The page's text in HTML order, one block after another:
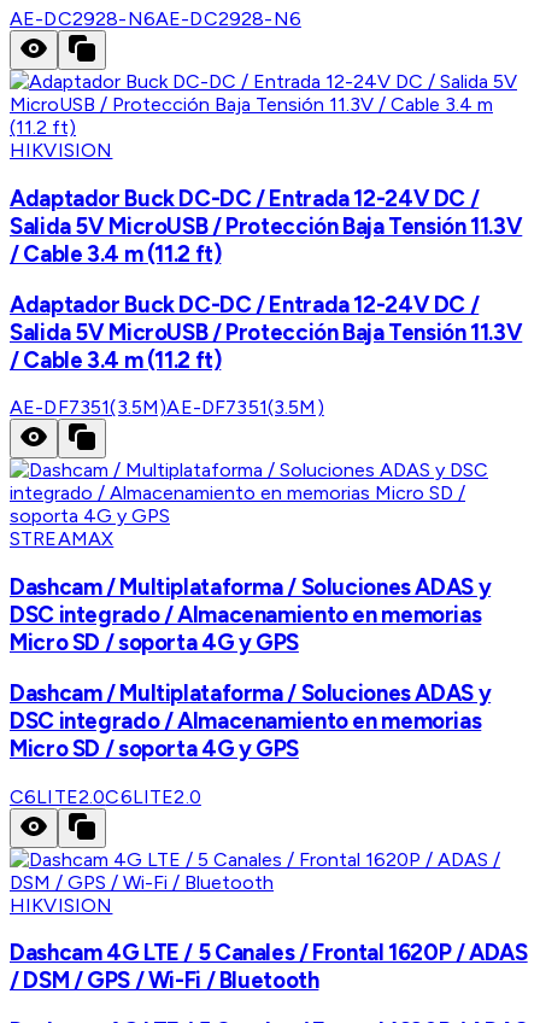
AE-DC2928-N6AE-DC2928-N6
HIKVISION
Adaptador Buck DC-DC / Entrada 12-24V DC /
Salida 5V MicroUSB / Protección Baja Tensión 11.3V
/ Cable 3.4 m (11.2 ft)
Adaptador Buck DC-DC / Entrada 12-24V DC /
Salida 5V MicroUSB / Protección Baja Tensión 11.3V
/ Cable 3.4 m (11.2 ft)
AE-DF7351(3.5M)AE-DF7351(3.5M)
STREAMAX
Dashcam / Multiplataforma / Soluciones ADAS y
DSC integrado / Almacenamiento en memorias
Micro SD / soporta 4G y GPS
Dashcam / Multiplataforma / Soluciones ADAS y
DSC integrado / Almacenamiento en memorias
Micro SD / soporta 4G y GPS
C6LITE2.0C6LITE2.0
HIKVISION
Dashcam 4G LTE / 5 Canales / Frontal 1620P / ADAS
/ DSM / GPS / Wi-Fi / Bluetooth